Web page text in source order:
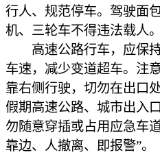
行人、规范停车。驾驶面
机、三轮车不得违法载人。
高速公路行车，应保持
车速，减少变道超车。注
靠右侧行驶，切勿在出口
假期高速公路、城市出入
勿随意穿插或占用应急车
靠边、人撤离、即报警”。